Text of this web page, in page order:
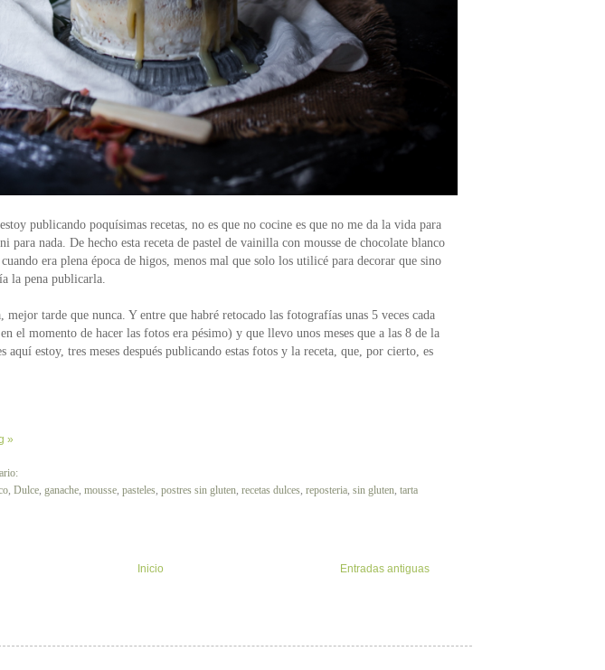
publicando poquísimas recetas, no es que no cocine es que no me da la vida para
para nada. De hecho esta receta de pastel de vainilla con mousse de chocolate blanco
era plena época de higos, menos mal que solo los utilicé para decorar que sino
la pena publicarla.
tarde que nunca. Y entre que habré retocado las fotografías unas 5 veces cada
el momento de hacer las fotos era pésimo) y que llevo unos meses que a las 8 de la
aquí estoy, tres meses después publicando estas fotos y la receta, que, por cierto, es
»
Dulce ganache mousse pasteles postres sin gluten recetas dulces reposteria sin gluten tarta
Entradas antiguas
Inicio